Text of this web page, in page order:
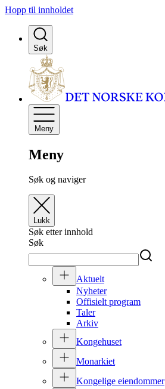
Hopp til innholdet
Søk
Meny
Meny
Søk og naviger
Lukk
Søk etter innhold
Søk
Aktuelt
Nyheter
Offisielt program
Taler
Arkiv
Kongehuset
Monarkiet
Kongelige eiendommer